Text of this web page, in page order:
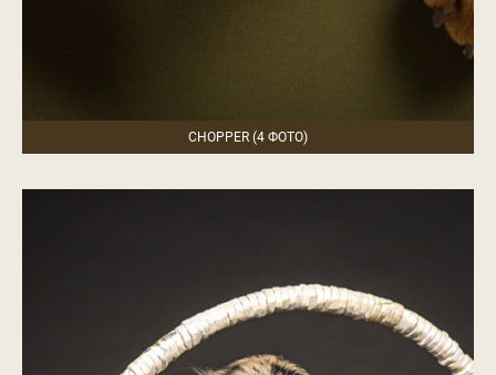
CHOPPER (4 ФОТО)